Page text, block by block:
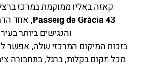
קאזה באליו ממוקמת במרכז
Passeig de Gràcia 43, אחד
והנגישים ביותר
בזכות המיקום המרכזי שלה, אפשר
מכל מקום בקלות, ברגל, בתחבורה